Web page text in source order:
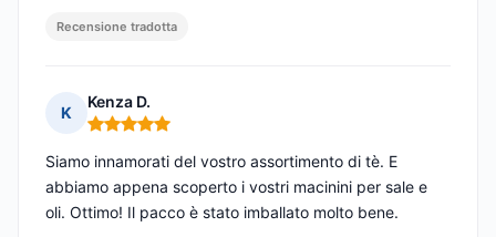
Recensione tradotta
K
Kenza D.
Nota: 5 su 5
Siamo innamorati del vostro assortimento di tè. E
abbiamo appena scoperto i vostri macinini per sale e
oli. Ottimo! Il pacco è stato imballato molto bene.